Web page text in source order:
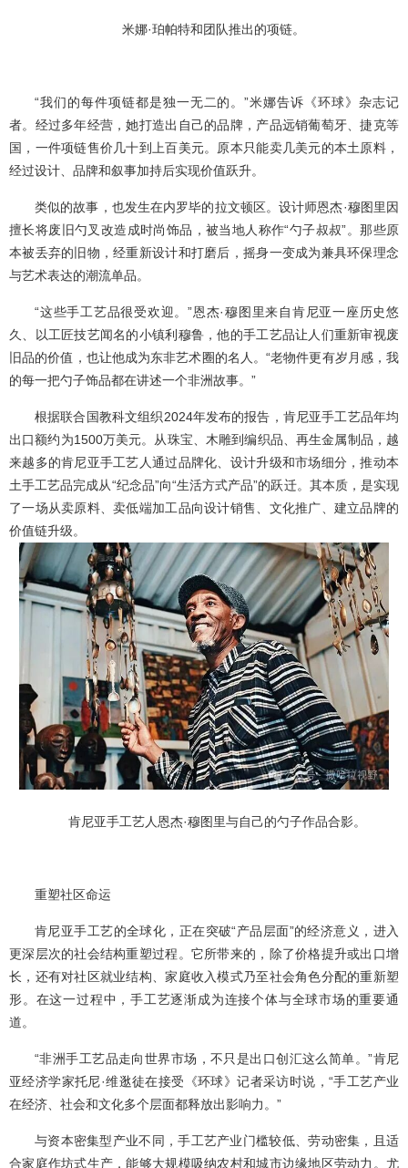
米娜·珀帕特和团队推出的项链。
“我们的每件项链都是独一无二的。”米娜告诉《环球》杂志记
者。经过多年经营，她打造出自己的品牌，产品远销葡萄牙、捷克等
国，一件项链售价几十到上百美元。原本只能卖几美元的本土原料，
经过设计、品牌和叙事加持后实现价值跃升。
类似的故事，也发生在内罗毕的拉文顿区。设计师恩杰·穆图里因
擅长将废旧勺叉改造成时尚饰品，被当地人称作“勺子叔叔”。那些原
本被丢弃的旧物，经重新设计和打磨后，摇身一变成为兼具环保理念
与艺术表达的潮流单品。
“这些手工艺品很受欢迎。”恩杰·穆图里来自肯尼亚一座历史悠
久、以工匠技艺闻名的小镇利穆鲁，他的手工艺品让人们重新审视废
旧品的价值，也让他成为东非艺术圈的名人。“老物件更有岁月感，我
的每一把勺子饰品都在讲述一个非洲故事。”
根据联合国教科文组织2024年发布的报告，肯尼亚手工艺品年均
出口额约为1500万美元。从珠宝、木雕到编织品、再生金属制品，越
来越多的肯尼亚手工艺人通过品牌化、设计升级和市场细分，推动本
土手工艺品完成从“纪念品”向“生活方式产品”的跃迁。其本质，是实现
了一场从卖原料、卖低端加工品向设计销售、文化推广、建立品牌的
价值链升级。
肯尼亚手工艺人恩杰·穆图里与自己的勺子作品合影。
重塑社区命运
肯尼亚手工艺的全球化，正在突破“产品层面”的经济意义，进入
更深层次的社会结构重塑过程。它所带来的，除了价格提升或出口增
长，还有对社区就业结构、家庭收入模式乃至社会角色分配的重新塑
形。在这一过程中，手工艺逐渐成为连接个体与全球市场的重要通
道。
“非洲手工艺品走向世界市场，不只是出口创汇这么简单。”肯尼
亚经济学家托尼·维逖徒在接受《环球》记者采访时说，“手工艺产业
在经济、社会和文化多个层面都释放出影响力。”
与资本密集型产业不同，手工艺产业门槛较低、劳动密集，且适
合家庭作坊式生产，能够大规模吸纳农村和城市边缘地区劳动力。尤